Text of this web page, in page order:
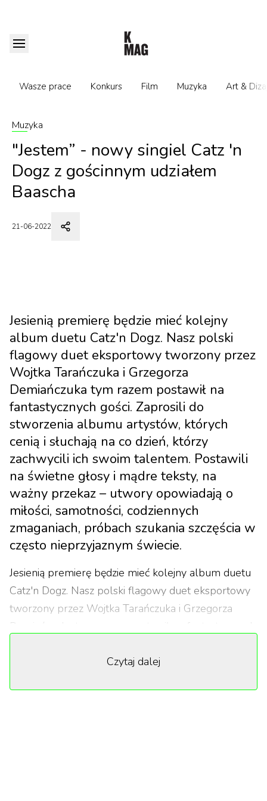
Wasze prace Konkurs Film Muzyka Art &
Muzyka
"Jestem” - nowy singiel Catz 'n
Dogz z gościnnym udziałem
Baascha
21-06-2022
Jesienią premierę będzie mieć kolejny
album duetu Catz'n Dogz. Nasz polski
flagowy duet eksportowy tworzony przez
Wojtka Tarańczuka i Grzegorza
Demiańczuka tym razem postawił na
fantastycznych gości. Zaprosili do
stworzenia albumu artystów, których
cenią i słuchają na co dzień, którzy
zachwycili ich swoim talentem. Postawili
na świetne głosy i mądre teksty, na
ważny przekaz – utwory opowiadają o
miłości, samotności, codziennych
zmaganiach, próbach szukania szczęścia w
często nieprzyjaznym świecie.
Jesienią premierę będzie mieć kolejny album duetu
Catz'n Dogz. Nasz polski flagowy duet eksportowy
tworzony przez Wojtka Tarańczuka i Grzegorza
Demiańczuka tym razem postawił na fantastycznych
których cenią i słuchają na co dzień, którzy zachwycili
Czytaj dalej